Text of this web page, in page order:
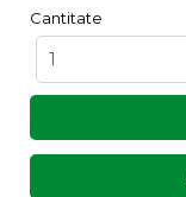
Cantitate